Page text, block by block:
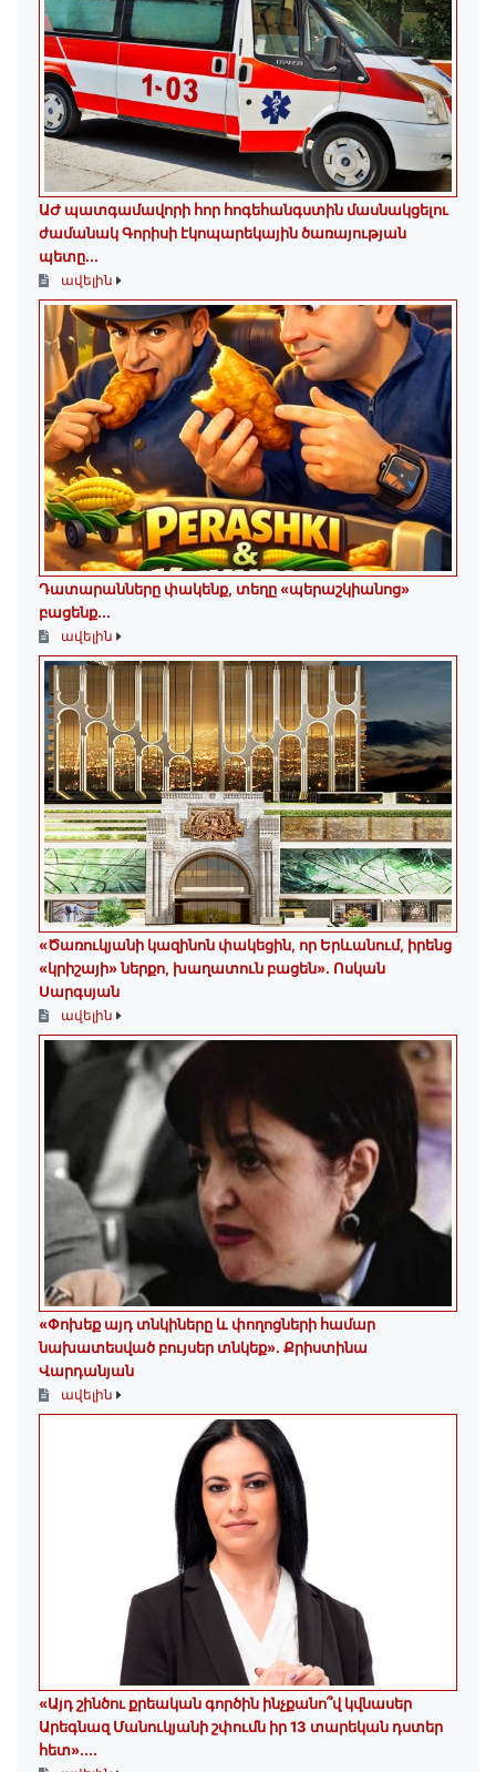
ԱԺ պատգամավորի հոր հոգեհանգստին մասնակցելու
ժամանակ Գորիսի էկոպարեկային ծառայության
պետը...
ավելին
Դատարանները փակենք, տեղը «պերաշկիանոց»
բացենք․․․
ավելին
«Ծառուկյանի կազինոն փակեցին, որ Երևանում, իրենց
«կրիշայի» ներքո, խաղատուն բացեն»․ Ոսկան
Սարգսյան
ավելին
«Փոխեք այդ տնկիները և փողոցների համար
նախատեսված բույսեր տնկեք». Քրիստինա
Վարդանյան
ավելին
«Այդ շինծու քրեական գործին ինչքանո՞վ կվնասեր
Արեգնազ Մանուկյանի շփումն իր 13 տարեկան դստեր
հետ»․...